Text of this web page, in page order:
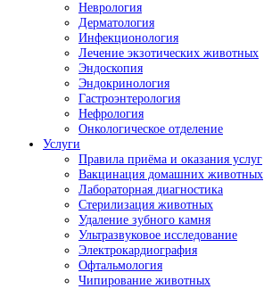
Неврология
Дерматология
Инфекционология
Лечение экзотических животных
Эндоскопия
Эндокринология
Гастроэнтерология
Нефрология
Онкологическое отделение
Услуги
Правила приёма и оказания услуг
Вакцинация домашних животных
Лабораторная диагностика
Стерилизация животных
Удаление зубного камня
Ультразвуковое исследование
Электрокардиография
Офтальмология
Чипирование животных